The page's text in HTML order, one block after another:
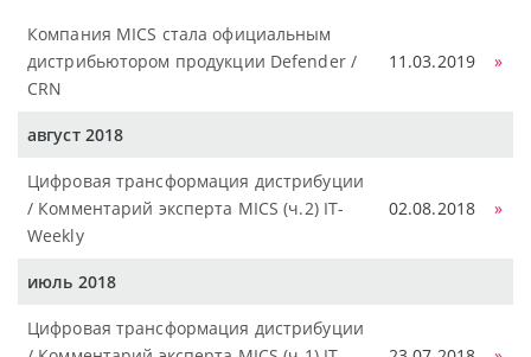
Компания MICS стала официальным
дистрибьютором продукции Defender /
CRN
11.03.2019 »
август 2018
Цифровая трансформация дистрибуции
/ Комментарий эксперта MICS (ч.2) IT-
Weekly
02.08.2018 »
июль 2018
Цифровая трансформация дистрибуции